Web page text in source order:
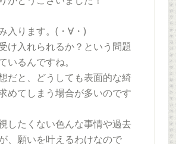
入ります。(・∀・)
け入れられるか？という問題
いるんですね。
だと、どうしても表面的な綺
めてしまう場合が多いのです
したくない色んな事情や過去
、願いを叶えるわけなので